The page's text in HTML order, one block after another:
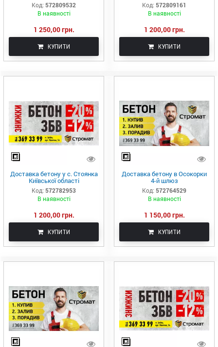
Код: 572809532
В наявності
1 250,00 грн.
КУПИТИ
Код: 572809161
В наявності
1 200,00 грн.
КУПИТИ
Доставка бетону у с. Стоянка
Київської області
Код: 572782953
В наявності
1 200,00 грн.
КУПИТИ
Доставка бетону в Осокорки
4-й шлюз
Код: 572764529
В наявності
1 150,00 грн.
КУПИТИ